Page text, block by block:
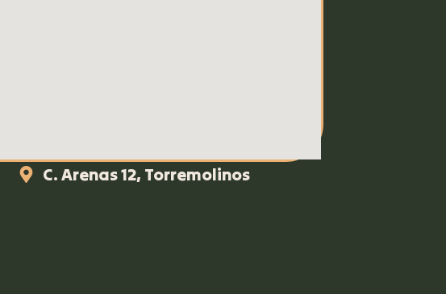
C. Arenas 12, Torremolinos